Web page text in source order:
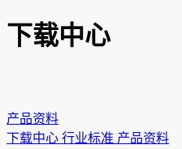
下载中心
产品资料
下载中心 行业标准 产品资料